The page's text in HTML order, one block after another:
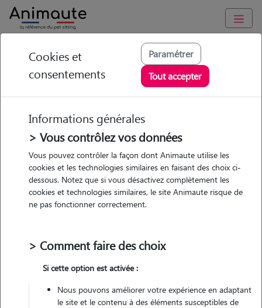
Animaute Bourgogne-Franche-Comte /Saône-et-Loire
le-Royal
Geneviève - Petsitter
à CHATENOY LE
ROYAL
5/5 (3 avis
• 64 ans
chez le Pet Sitter
Cookies et
consentements
Paramétrer
Tout accepter
Informations générales
> Vous contrôlez vos données
Vous pouvez contrôler la façon dont Animaute utilise les
cookies et les technologies similaires en faisant des choix ci-
dessous. Notez que si vous désactivez complètement les
cookies et technologies similaires, le site Animaute risque de
ne pas fonctionner correctement.
> Comment faire des choix
Si cette option est activée :
Nous pouvons améliorer votre expérience en adaptant
le site et le contenu à des éléments susceptibles de